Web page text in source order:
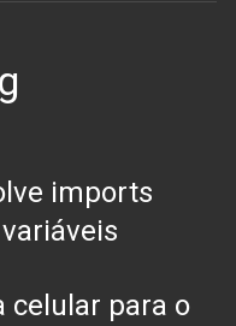
imports
celular para o